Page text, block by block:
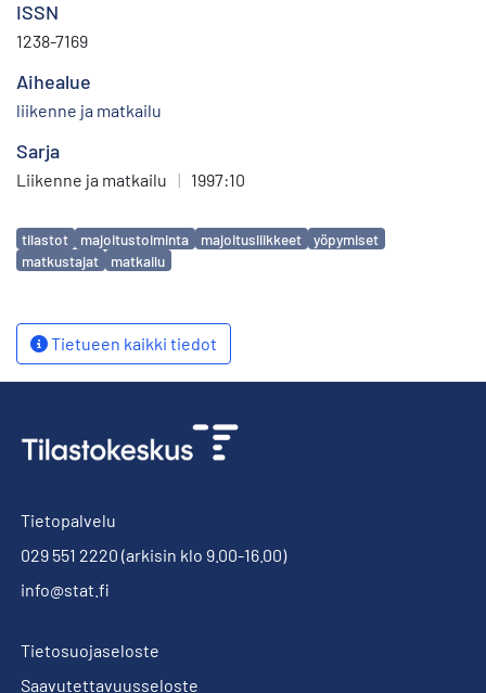
ISSN
1238-7169
Aihealue
liikenne ja matkailu
Sarja
Liikenne ja matkailu | 1997:10
Avainsanat
tilastot majoitustoiminta majoitusliikkeet
yöpymiset
matkustajat
matkailu
Tietueen kaikki tiedot
Tietopalvelu
029 551 2220 (arkisin klo 9.00-16.00)
info@stat.fi
Tietosuojaseloste
Saavutettavuusseloste